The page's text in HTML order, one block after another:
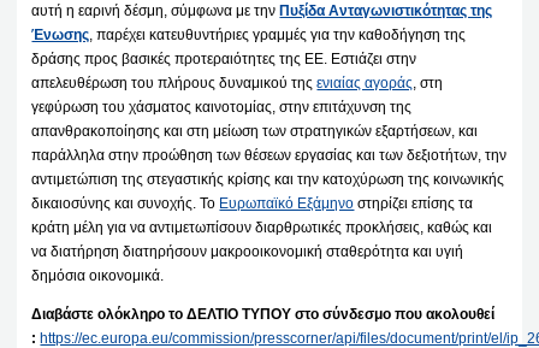
αυτή η εαρινή δέσμη, σύμφωνα με την Πυξίδα Ανταγωνιστικότητας της
Ένωσης, παρέχει κατευθυντήριες γραμμές για την καθοδήγηση της
δράσης προς βασικές προτεραιότητες της ΕΕ. Εστιάζει στην
απελευθέρωση του πλήρους δυναμικού τηςενιαίας αγοράς, στη
γεφύρωση του χάσματος καινοτομίας, στην επιτάχυνση της
απανθρακοποίησης και στη μείωση των στρατηγικών εξαρτήσεων, και
παράλληλα στην προώθηση των θέσεων εργασίας και των δεξιοτήτων, την
αντιμετώπιση της στεγαστικής κρίσης και την κατοχύρωση της κοινωνικής
δικαιοσύνης και συνοχής. Το Ευρωπαϊκό Εξάμηνο στηρίζει επίσης τα
κράτη μέλη για να αντιμετωπίσουν διαρθρωτικές προκλήσεις, καθώς και
να διατήρηση διατηρήσουν μακροοικονομική σταθερότητα και υγιή
δημόσια οικονομικά.
Διαβάστε ολόκληρο το ΔΕΛΤΙΟ ΤΥΠΟΥ στο σύνδεσμο που ακολουθεί
: https://ec.europa.eu/commission/presscorner/api/files/document/print/el/